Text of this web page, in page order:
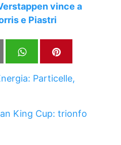
vince a
e Piastri
Particelle,
King Cup: trionfo